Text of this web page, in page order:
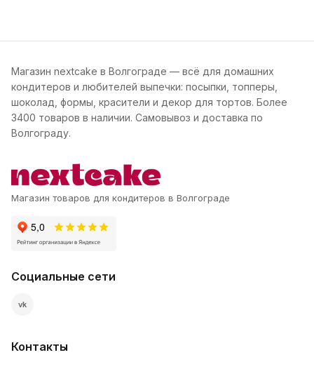
Магазин nextcake в Волгограде — всё для домашних
кондитеров и любителей выпечки: посыпки, топперы,
шоколад, формы, красители и декор для тортов. Более
3400 товаров в наличии. Самовывоз и доставка по
Волгограду.
Магазин товаров для кондитеров в Волгограде
Социальные сети
vk
Контакты